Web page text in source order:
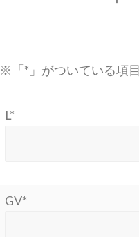
※「*」がついている項
L*
GV*